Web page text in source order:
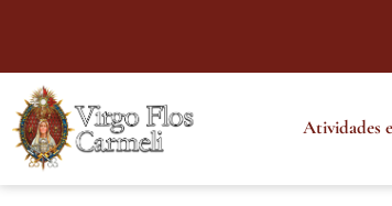
Atividades